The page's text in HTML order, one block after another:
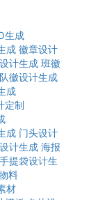
生成
成 徽章设计
计生成 班徽
队徽设计生成
成
定制
成 门头设计
计生成 海报
手提袋设计生
料
材